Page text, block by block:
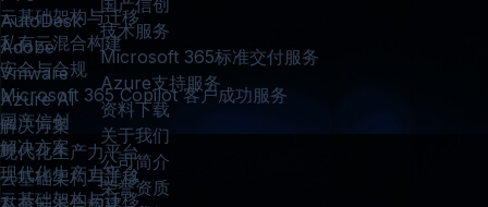
国产信创
技术服务
Microsoft 365标准交付服务
Azure支持服务
资料下载
关于我们
公司简介
荣誉资质
AutoDesk
Adobe
Vmware
Azure AI
解决方案
现代化生产力平台
云基础架构与迁移
云基础架构与迁移
私有云混合构建
安全与合规
Microsoft 365 Copilot 客户成功服务
国产信创
解决方案
现代化生产力平台
云基础架构与迁移